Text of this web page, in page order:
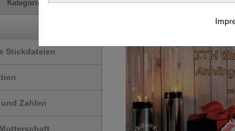
Kategorien
Stickdateien
Zahlen